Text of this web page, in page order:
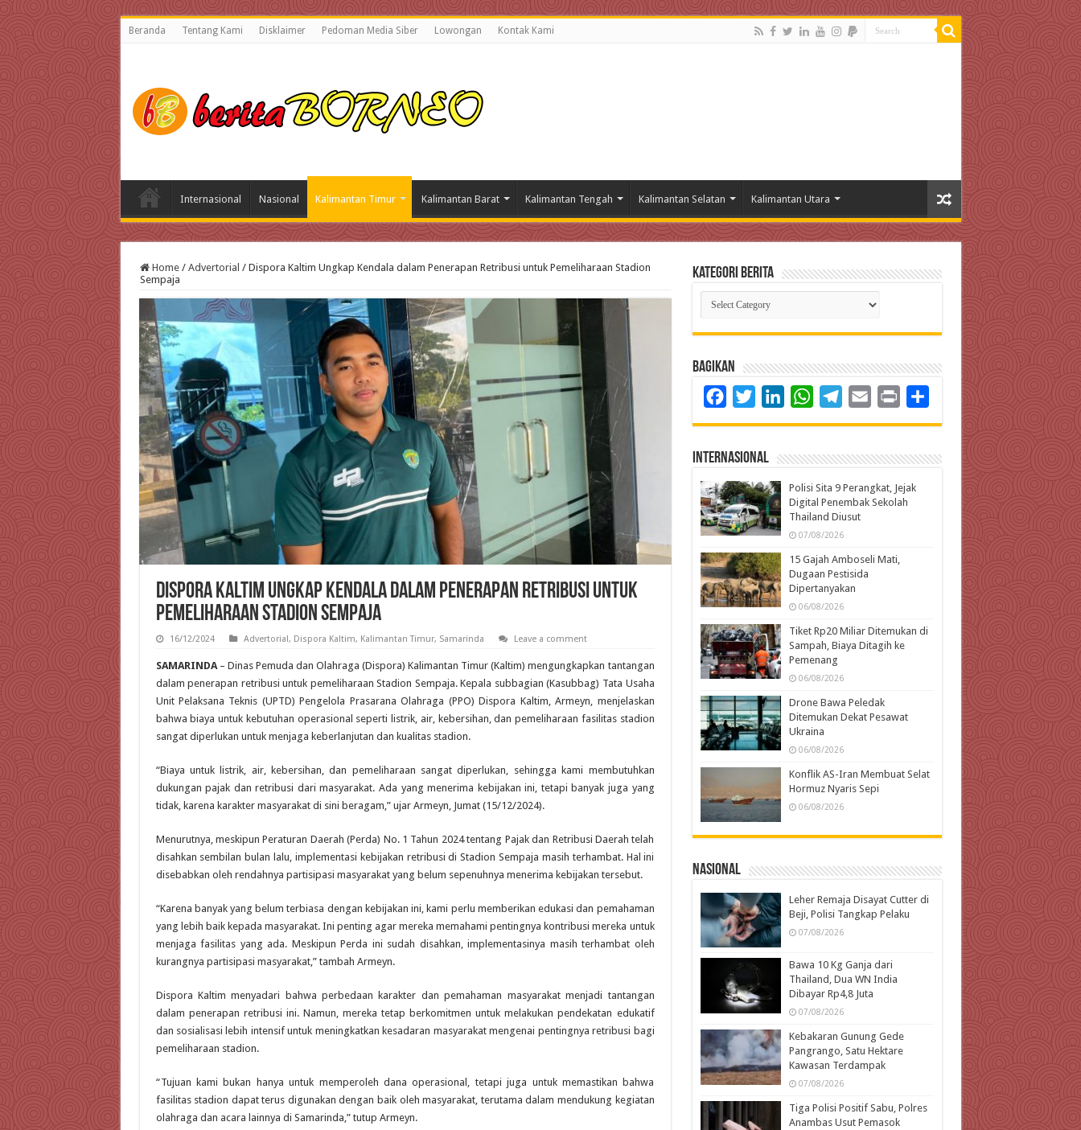
Beranda Tentang Kami Disklaimer Pedoman Media Siber Lowongan Kontak Kami
Internasional Nasional Kalimantan Timur Kalimantan Barat Kalimantan Tengah Kalimantan Selatan Kalimantan Utara
Home / Advertorial / Dispora Kaltim Ungkap Kendala dalam Penerapan Retribusi untuk Pemeliharaan Stadion
Sempaja
Dispora Kaltim Ungkap Kendala dalam Penerapan Retribusi untuk
Pemeliharaan Stadion Sempaja
16/12/2024 Advertorial, Dispora Kaltim, Kalimantan Timur, Samarinda Leave a comment
SAMARINDA– Dinas Pemuda dan Olahraga (Dispora) Kalimantan Timur (Kaltim) mengungkapkan tantangan
dalam penerapan retribusi untuk pemeliharaan Stadion Sempaja. Kepala subbagian (Kasubbag) Tata Usaha
Unit Pelaksana Teknis (UPTD) Pengelola Prasarana Olahraga (PPO) Dispora Kaltim, Armeyn, menjelaskan
bahwa biaya untuk kebutuhan operasional seperti listrik, air, kebersihan, dan pemeliharaan fasilitas stadion
sangat diperlukan untuk menjaga keberlanjutan dan kualitas stadion.
“Biaya untuk listrik, air, kebersihan, dan pemeliharaan sangat diperlukan, sehingga kami membutuhkan
dukungan pajak dan retribusi dari masyarakat. Ada yang menerima kebijakan ini, tetapi banyak juga yang
tidak, karena karakter masyarakat di sini beragam,” ujar Armeyn, Jumat (15/12/2024).
Menurutnya, meskipun Peraturan Daerah (Perda) No. 1 Tahun 2024 tentang Pajak dan Retribusi Daerah telah
disahkan sembilan bulan lalu, implementasi kebijakan retribusi di Stadion Sempaja masih terhambat. Hal ini
disebabkan oleh rendahnya partisipasi masyarakat yang belum sepenuhnya menerima kebijakan tersebut.
“Karena banyak yang belum terbiasa dengan kebijakan ini, kami perlu memberikan edukasi dan pemahaman
yang lebih baik kepada masyarakat. Ini penting agar mereka memahami pentingnya kontribusi mereka untuk
menjaga fasilitas yang ada. Meskipun Perda ini sudah disahkan, implementasinya masih terhambat oleh
kurangnya partisipasi masyarakat,” tambah Armeyn.
Dispora Kaltim menyadari bahwa perbedaan karakter dan pemahaman masyarakat menjadi tantangan
dalam penerapan retribusi ini. Namun, mereka tetap berkomitmen untuk melakukan pendekatan edukatif
dan sosialisasi lebih intensif untuk meningkatkan kesadaran masyarakat mengenai pentingnya retribusi bagi
pemeliharaan stadion.
“Tujuan kami bukan hanya untuk memperoleh dana operasional, tetapi juga untuk memastikan bahwa
fasilitas stadion dapat terus digunakan dengan baik oleh masyarakat, terutama dalam mendukung kegiatan
olahraga dan acara lainnya di Samarinda,” tutup Armeyn.
Kategori Berita
Kategori
Berita
Bagikan
FacebookTwitterLinkedInWhatsAppTelegram
Email Print
Internasional
Polisi Sita 9 Perangkat, Jejak
Digital Penembak Sekolah
Thailand Diusut
07/08/2026
15 Gajah Amboseli Mati,
Dugaan Pestisida
Dipertanyakan
06/08/2026
Tiket Rp20 Miliar Ditemukan di
Sampah, Biaya Ditagih ke
Pemenang
06/08/2026
Drone Bawa Peledak
Ditemukan Dekat Pesawat
Ukraina
06/08/2026
Konflik AS-Iran Membuat Selat
Hormuz Nyaris Sepi
06/08/2026
Nasional
Leher Remaja Disayat Cutter di
Beji, Polisi Tangkap Pelaku
07/08/2026
Bawa 10 Kg Ganja dari
Thailand, Dua WN India
Dibayar Rp4,8 Juta
07/08/2026
Kebakaran Gunung Gede
Pangrango, Satu Hektare
Kawasan Terdampak
07/08/2026
Tiga Polisi Positif Sabu, Polres
Anambas Usut Pemasok